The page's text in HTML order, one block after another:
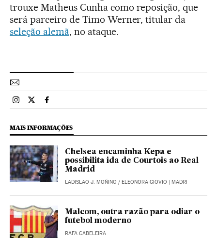
trouxe Matheus Cunha como reposição, que
será parceiro de Timo Werner, titular da
seleção alemã, no ataque.
Esportes El País Brasil en Instagram
Esportes El País Brasil en Twitter
Esportes El País Brasil en Facebook
MAIS INFORMAÇÕES
Chelsea encaminha Kepa e
possibilita ida de Courtois ao Real
Madrid
LADISLAO J. MOÑINO / ELEONORA GIOVIO | MADRI
Malcom, outra razão para odiar o
futebol moderno
RAFA CABELEIRA